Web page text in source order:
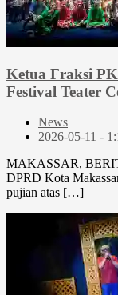
Ketua Fraksi
Festival Teater
News
2026-05-11 -
MAKASSAR,
DPRD Kota
pujian atas […]